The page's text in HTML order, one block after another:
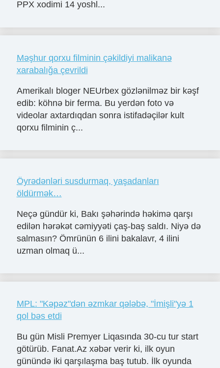
PPX xodimi 14 yoshl...
Məşhur qorxu filminin çəkildiyi malikanə
xarabalığa çevrildi
Amerikalı bloger NEUrbex gözlənilməz bir kəşf
edib: köhnə bir ferma. Bu yerdən foto və
videolar axtardıqdan sonra istifadəçilər kult
qorxu filminin ç...
Öyrədənləri susdurmaq, yaşadanları
öldürmək…
Neçə gündür ki, Bakı şəhərində həkimə qarşı
edilən hərəkət cəmiyyəti çaş-baş saldı. Niyə də
salmasın? Ömrünün 6 ilini bakalavr, 4 ilini
uzman olmaq ü...
MPL: "Kəpəz"dən əzmkar qələbə, "İmişli"yə 1
qol bəs etdi
Bu gün Misli Premyer Liqasında 30-cu tur start
götürüb. Fanat.Az xəbər verir ki, ilk oyun
günündə iki qarşılaşma baş tutub. İlk oyunda